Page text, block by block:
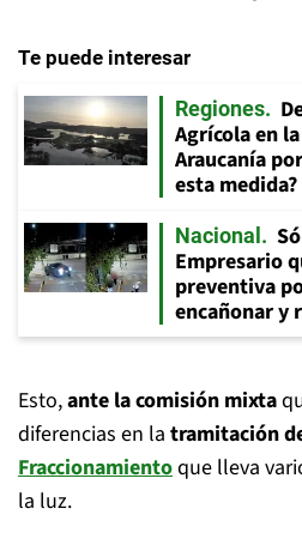
Te puede interesar
Regiones
Agrícola en
Araucanía
esta medida?
Nacional
Empresario
preventiva
encañonar y
Esto,ante la comisión mixta
diferencias en la tramitación
Fraccionamientoque lleva
la luz.